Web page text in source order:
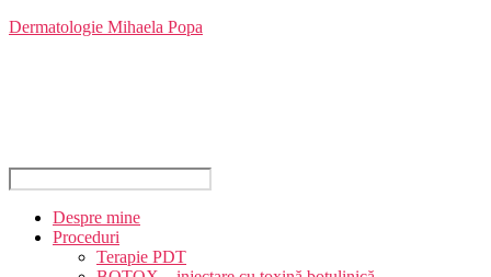
Sari
Dermatologie Mihaela Popa
Despre mine
Proceduri
Terapie PDT